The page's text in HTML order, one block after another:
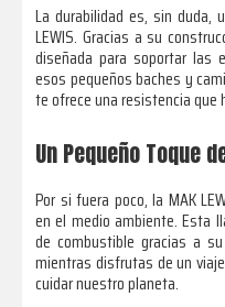
La durabilidad es, sin
LEWIS. Gracias a su
diseñada para soportar las
esos pequeños baches y
te ofrece una resistencia que
Un Pequeño Toque
Por si fuera poco, la MAK
en el medio ambiente. Esta
de combustible gracias a
mientras disfrutas de un
cuidar nuestro planeta.